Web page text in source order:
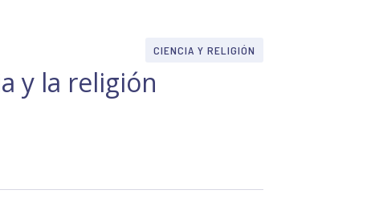
CIENCIA Y RELIGIÓN
y la religión